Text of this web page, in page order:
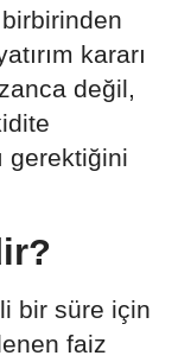
kararı
değil,
gerektiğini
bir süre için
faiz